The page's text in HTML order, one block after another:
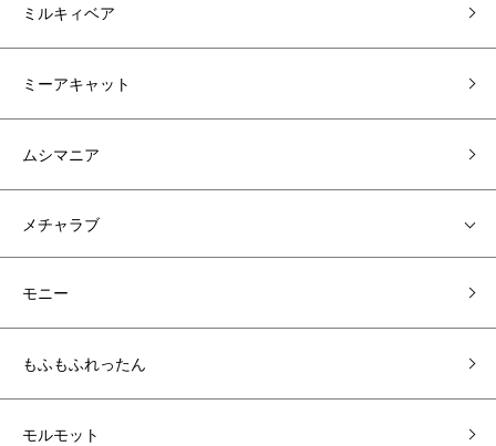
ミルキィベア
ミーアキャット
ムシマニア
メチャラブ
モニー
もふもふれったん
モルモット